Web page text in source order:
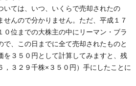
いては、いつ、いくらで売却されたの
せんので分かりません。ただ、平成１７
０位までの大株主の中にリーマン・ブラ
で、この日までに全て売却されたものと
を３５０円として計算してみますと、残
，３２９千株×３５０円）手にしたことに